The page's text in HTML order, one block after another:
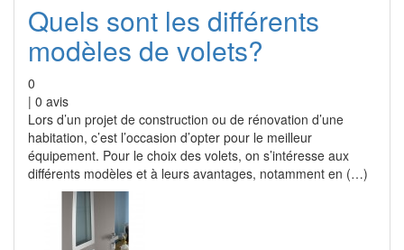
Quels sont les différents
modèles de volets?
0
| 0 avis
Lors d’un projet de construction ou de rénovation d’une
habitation, c’est l’occasion d’opter pour le meilleur
équipement. Pour le choix des volets, on s’intéresse aux
différents modèles et à leurs avantages, notamment en (…)